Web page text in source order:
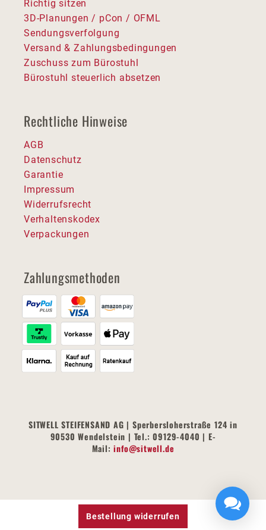
Richtig sitzen
3D-Planungen / pCon / OFML
Sendungsverfolgung
Versand & Zahlungsbedingungen
Zuschuss zum Bürostuhl
Bürostuhl steuerlich absetzen
Rechtliche Hinweise
AGB
Datenschutz
Garantie
Impressum
Widerrufsrecht
Verhaltenskodex
Verpackungen
Zahlungsmethoden
SITWELL STEIFENSAND AG | Sperbersloherstraße 124 in
90530 Wendelstein | Tel.: 09129-4040 | E-
Mail:info@sitwell.de
Bestellung widerrufen